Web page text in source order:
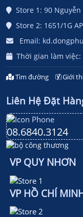
Store 1: 90
Store 2: 1651/1G
Email:
Thời gian làm việc:
Tìm đường Giới
Liên Hệ Đặt
08.6840.3124
VP QUY NHƠN
VP HỒ CHÍ